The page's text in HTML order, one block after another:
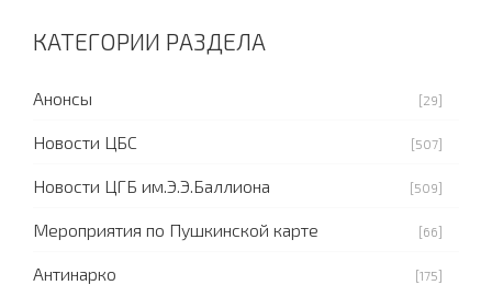
КАТЕГОРИИ РАЗДЕЛА
Анонсы [29]
Новости ЦБС [507]
Новости ЦГБ им.Э.Э.Баллиона [509]
Мероприятия по Пушкинской карте [66]
Антинарко [175]